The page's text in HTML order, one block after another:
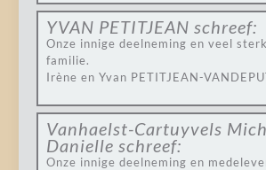
YVAN PETITJEAN schreef:
Onze innige deelneming en veel
familie.
Irène en Yvan PETITJEAN-
Vanhaelst-Cartuyvels
Danielle schreef:
Onze innige deelneming en